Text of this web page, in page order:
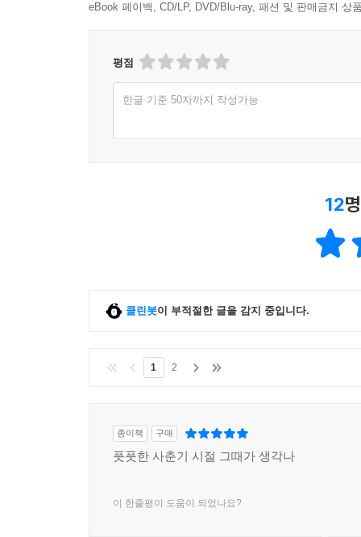
eBook 페이백, CD/LP, DVD/Blu-ray, 패션 및 판매금지 상
평점
한글 기준 50자까지 작성가능
12
클린봇이 부적절한 글을 감지 중입니다.
1 2
종이책 구매
풋풋한 사춘기 시절 그때가 생각나
이 한줄평이 도움이 되었나요?